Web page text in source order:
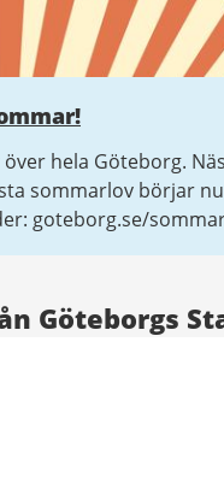
hela Göteborg.
sommarlov börjar
goteborg.se/
Göteborgs